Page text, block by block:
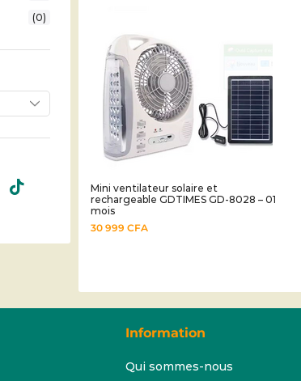
(0)
Mini ventilateur solaire et
rechargeable GDTIMES GD-8028 – 01
mois
30 999 CFA
Information
Qui sommes-nous